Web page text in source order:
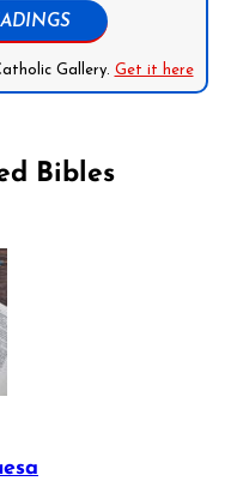
Gallery. Get it here
Bibles